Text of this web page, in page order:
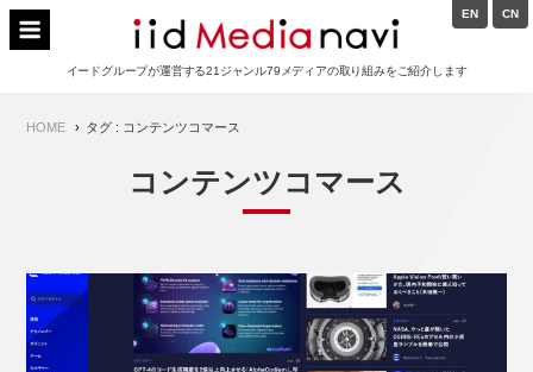
Skip
イードメディアナビ
イードグループが運営する21ジャンル79メディアの取り組みをご紹介します
Navigation
EN CN
HOME タグ : コンテンツコマース
コンテンツコマース